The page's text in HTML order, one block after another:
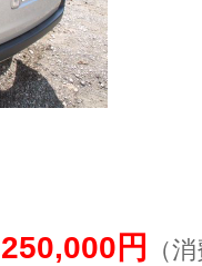
250,000円 （